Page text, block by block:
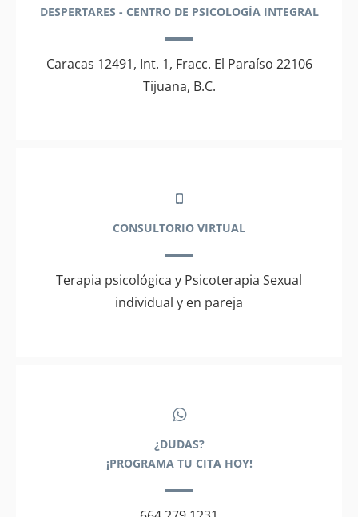
DESPERTARES - CENTRO DE PSICOLOGÍA INTEGRAL
Caracas 12491, Int. 1, Fracc. El Paraíso 22106
Tijuana, B.C.
CONSULTORIO VIRTUAL
Terapia psicológica y Psicoterapia Sexual
individual y en pareja
¿DUDAS?
¡PROGRAMA TU CITA HOY!